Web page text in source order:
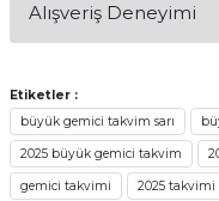
konularda yetersiz
kullanarak tarafımıza
Ürün resmi kalitesiz,
Ürün açıklamasında
Ürün bilgilerinde
Alışveriş Deneyimi
Etiketler :
büyük gemici takvim sarı
2025 büyük gemici takvim
gemici takvimi 2025 takvimi